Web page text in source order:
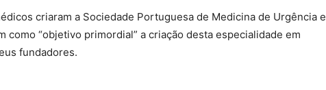
criaram a Sociedade Portuguesa de Medicina de Urgência e
como “objetivo primordial” a criação desta especialidade em
fundadores.